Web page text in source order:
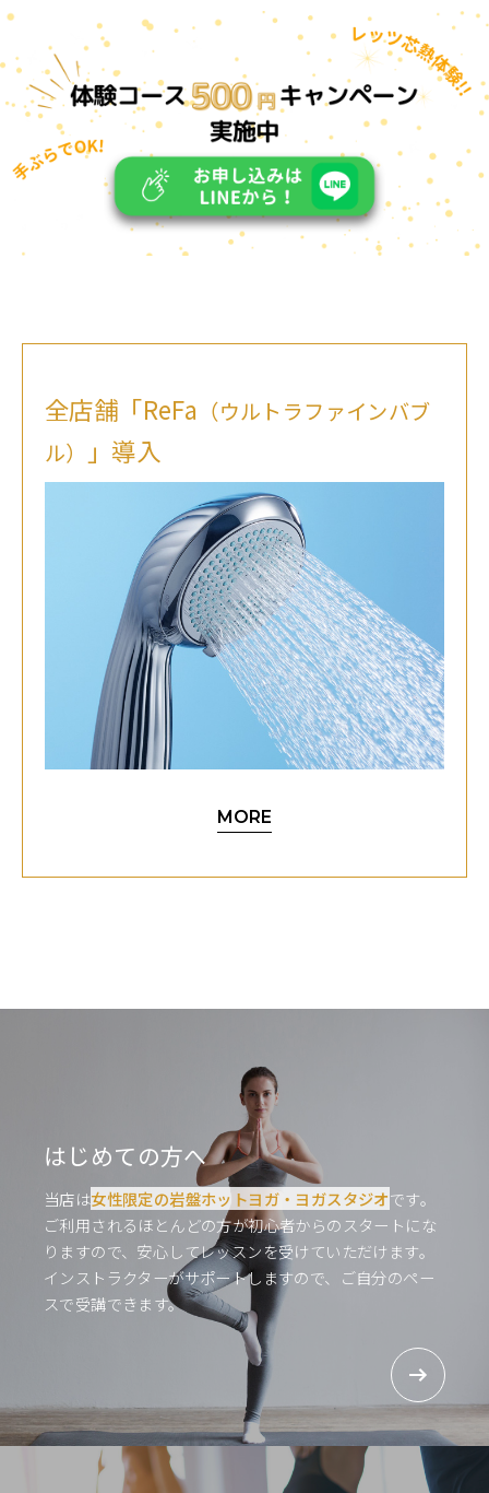
全店舗「ReFa （ウルトラファインバブ
ル）
」導入
MORE
す。そのため、ウルトラファインバブルを使った洗顔や
保湿効果で、肌を乾燥から守る
ウルトラファインバブルには、肌の水分を保つ効果も期
待できます。これは、ウルトラファインバブルが肌の表
面に薄い膜を作り、肌の水分が蒸発するのを防ぐためで
す。そのため、ウルトラファインバブルを使った洗顔や
入浴は、肌を乾燥から守るのにも効果的です。
血行促進効果で、冷えや肩こりを改善する
ウルトラファインバブルは、血行促進効果も期待できま
す。これは、ウルトラファインバブルが肌の表面に刺激
を与え、血管を拡張させるためです。そのため、ウルト
ラファインバブルを使った洗顔や入浴は、冷えや肩こり
の改善にも効果的です。
はじめての方へ
当店は女性限定の岩盤ホットヨガ・ヨガスタジオです。
ご利用されるほとんどの方が初心者からのスタートにな
りますので、安心してレッスンを受けていただけます。
インストラクターがサポートしますので、ご自分のペー
スで受講できます。